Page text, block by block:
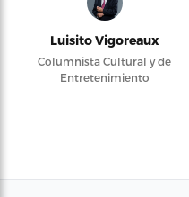
Luisito Vigoreaux
Columnista Cultural y de
Entretenimiento